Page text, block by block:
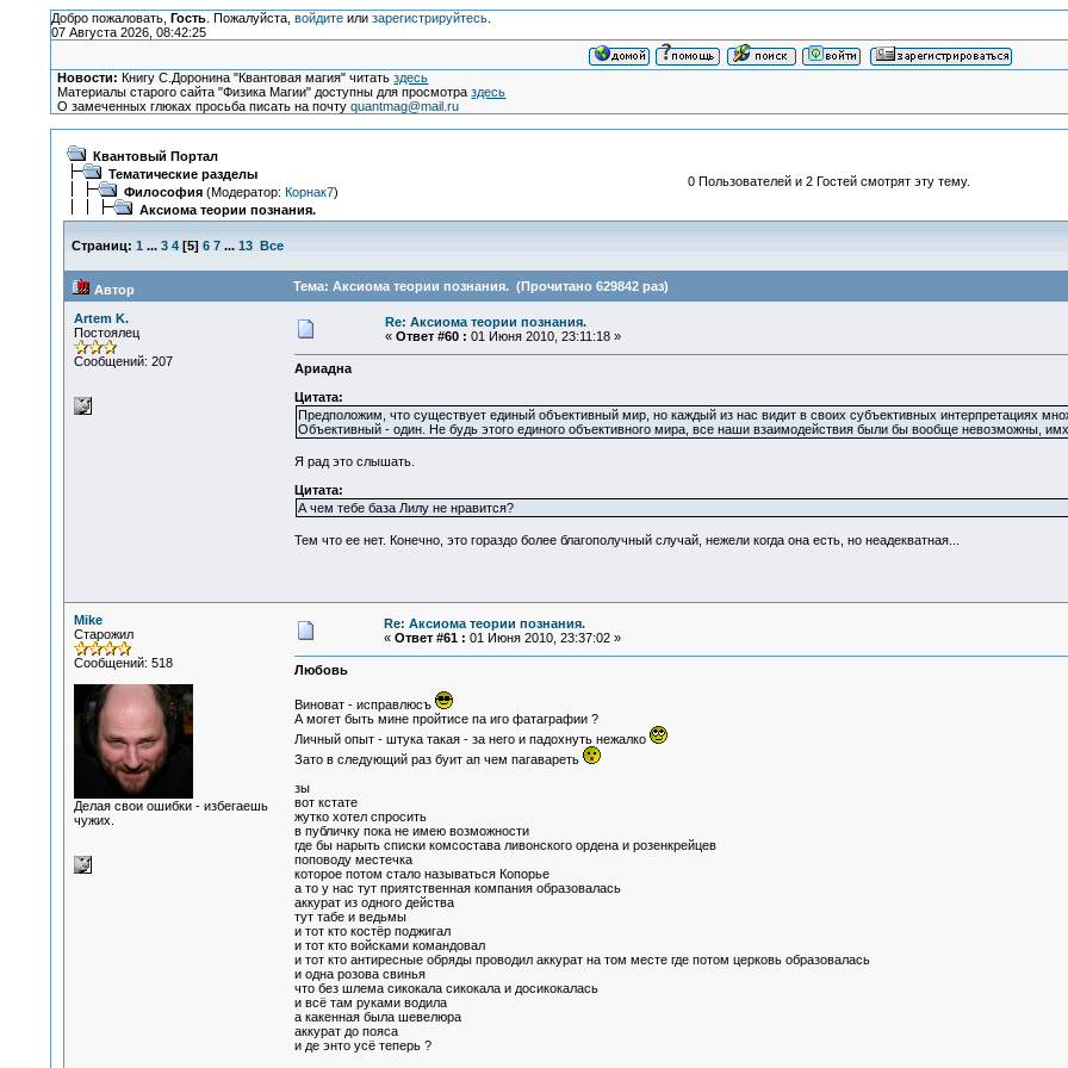
Добро пожаловать, Гость. Пожалуйста, войдитеили зарегистрируйтесь.
07 Августа 2026, 08:42:25
Новости: Книгу С.Доронина "Квантовая магия" читатьздесь
Материалы старого сайта "Физика Магии" доступны для просмотраздесь
О замеченных глюках просьба писать на почтуquantmag@mail.ru
Квантовый Портал
Тематические разделы
Философия(Модератор: Корнак7)
Аксиома теории познания.
0 Пользователей и 2 Гостей смотрят эту тему.
Страниц: 1 ... 3 4[5] 6 7 ... 13 Все
Автор Тема: Аксиома теории познания. (Прочитано 629842 раз)
Artem K.
Постоялец
Сообщений: 207
Re: Аксиома теории познания.
« Ответ #60 : 01 Июня 2010, 23:11:18 »
Ариадна
Цитата:
Предположим, что существует единый объективный мир, но каждый из нас видит в своих субъективных интерпретациях
Объективный - один. Не будь этого единого объективного мира, все наши взаимодействия были бы вообще невозможны,
Я рад это слышать.
Цитата:
А чем тебе база Лилу не нравится?
Тем что ее нет. Конечно, это гораздо более благополучный случай, нежели когда она есть, но неадекватная...
Mike
Старожил
Сообщений: 518
Делая свои ошибки - избегаешь
чужих.
Re: Аксиома теории познания.
« Ответ #61 : 01 Июня 2010, 23:37:02 »
Любовь
Виноват - исправлюсъ
А могет быть мине пройтисе па иго фатаграфии ?
Личный опыт - штука такая - за него и падохнуть нежалко
Зато в следующий раз буит ап чем пагавареть
зы
вот кстате
жутко хотел спросить
в публичку пока не имею возможности
где бы нарыть списки комсостава ливонского ордена и розенкрейцев
поповоду местечка
которое потом стало называться Копорье
а то у нас тут приятственная компания образовалась
аккурат из одного действа
тут табе и ведьмы
и тот кто костёр поджигал
и тот кто войсками командовал
и тот кто антиресные обряды проводил аккурат на том месте где потом церковь образовалась
и одна розова свинья
что без шлема сикокала сикокала и досикокалась
и всё там руками водила
а какенная была шевелюра
аккурат до пояса
и де энто усё теперь ?